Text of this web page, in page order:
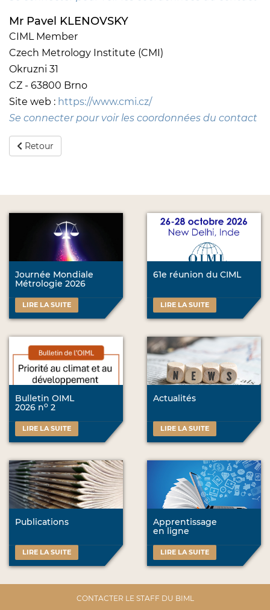
Mr Pavel KLENOVSKY
CIML Member
Czech Metrology Institute (CMI)
Okruzni 31
CZ - 63800 Brno
Site web : https://www.cmi.cz/
Se connecter pour voir les coordonnées du contact
Retour
Journée Mondiale
Métrologie 2026
LIRE LA SUITE
61e réunion du CIML
LIRE LA SUITE
Bulletin OIML
2026 no 2
LIRE LA SUITE
Actualités
LIRE LA SUITE
Publications
LIRE LA SUITE
Apprentissage
en ligne
LIRE LA SUITE
CONTACTER LE STAFF DU BIML